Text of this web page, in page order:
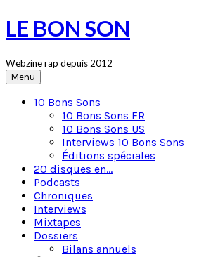
Skip
to
LE BON SON
Webzine rap depuis 2012
Menu
10 Bons Sons
10 Bons Sons FR
10 Bons Sons US
Interviews 10 Bons Sons
Éditions spéciales
20 disques en…
Podcasts
Chroniques
Interviews
Mixtapes
Dossiers
Bilans annuels